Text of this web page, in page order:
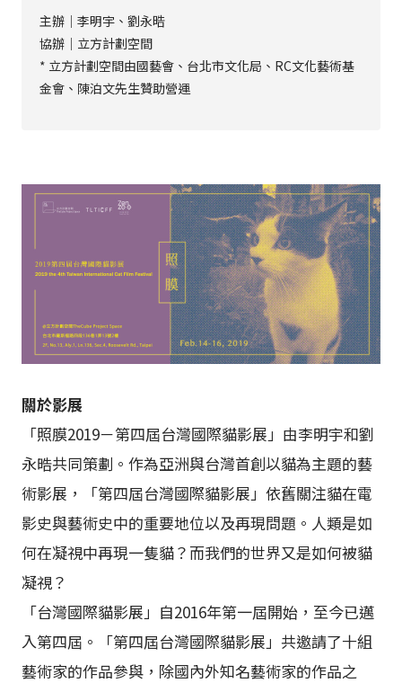
關於影展
「照膜2019－第四屆台灣國際貓影展」由李明宇和劉
永晧共同策劃。作為亞洲與台灣首創以貓為主題的藝
術影展，「第四屆台灣國際貓影展」依舊關注貓在電
影史與藝術史中的重要地位以及再現問題。人類是如
何在凝視中再現一隻貓？而我們的世界又是如何被貓
凝視？
「台灣國際貓影展」自2016年第一屆開始，至今已邁
入第四屆。「第四屆台灣國際貓影展」共邀請了十組
藝術家的作品參與，除國內外知名藝術家的作品之
主辦｜李明宇、劉永晧
協辦｜立方計劃空間
* 立方計劃空間由國藝會、台北市文化局、RC文化藝術基
金會、陳泊文先生贊助營運